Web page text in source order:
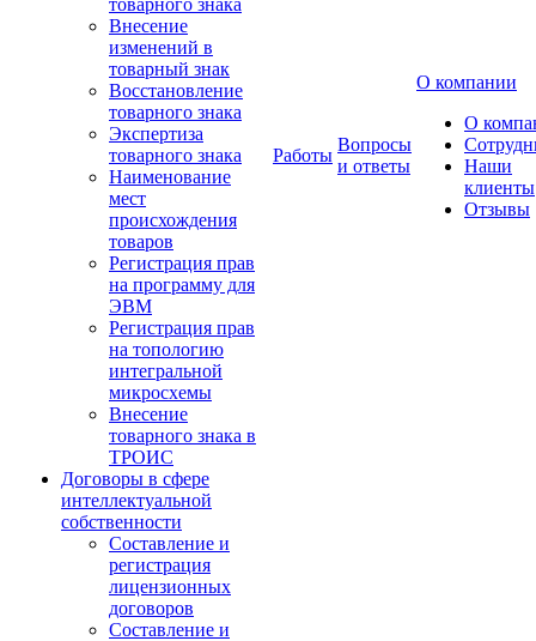
товарного знака
Внесение
изменений в
товарный знак
Восстановление
товарного знака
Экспертиза
товарного знака
Наименование
мест
происхождения
товаров
Регистрация прав
на программу для
ЭВМ
Регистрация прав
на топологию
интегральной
микросхемы
Внесение
товарного знака в
ТРОИС
Договоры в сфере
интеллектуальной
собственности
Составление и
регистрация
лицензионных
договоров
Составление и
Работы
Вопросы
и ответы
О компании
О
Наши
клиенты
Отзывы